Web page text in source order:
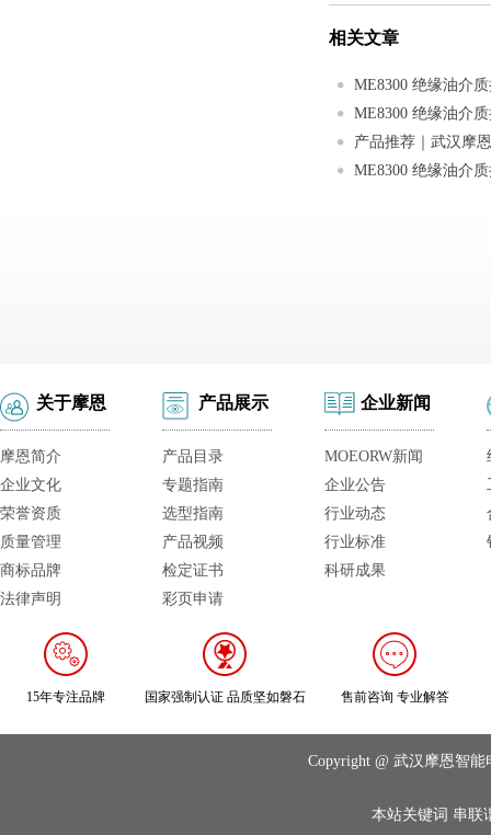
相关文章
关于摩恩
摩恩简介
企业文化
荣誉资质
质量管理
商标品牌
法律声明
产品展示
产品目录
专题指南
选型指南
产品视频
检定证书
彩页申请
企业新闻
MOEORW新闻
企业公告
行业动态
行业标准
科研成果
15年专注品牌 国家强制认证 品质坚如磐石 售前咨询 专业解答
Copyright @ 武汉摩恩智
本站关键词 串联